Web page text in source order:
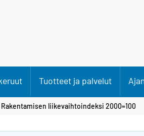
Tuotteet ja palvelut
Rakentamisen liikevaihtoindeksi 2000=100